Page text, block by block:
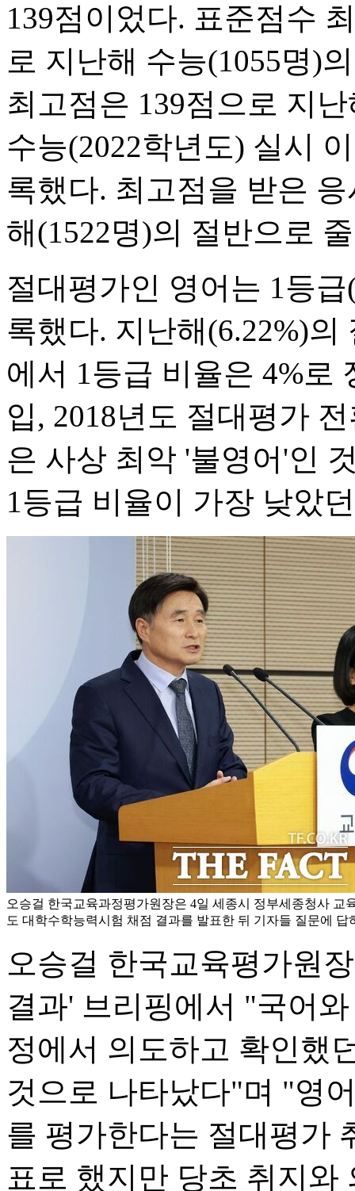
139점이었다. 표준점수
로 지난해 수능(1055명)
최고점은 139점으로 지
수능(2022학년도) 실시
록했다. 최고점을 받은
해(1522명)의 절반으로
절대평가인 영어는 1등
록했다. 지난해(6.22%)
에서 1등급 비율은 4%로
입, 2018년도 절대평가
은 사상 최악 '불영어'인
1등급 비율이 가장 낮았
오승걸 한국교육과정평가원장은 4일 세종시 정부세종청사 교
도 대학수학능력시험 채점 결과를 발표한 뒤 기자들 질문에 답
오승걸 한국교육평가원
결과' 브리핑에서 "국어
정에서 의도하고 확인했
것으로 나타났다"며 "영
를 평가한다는 절대평가
표로 했지만 당초 취지